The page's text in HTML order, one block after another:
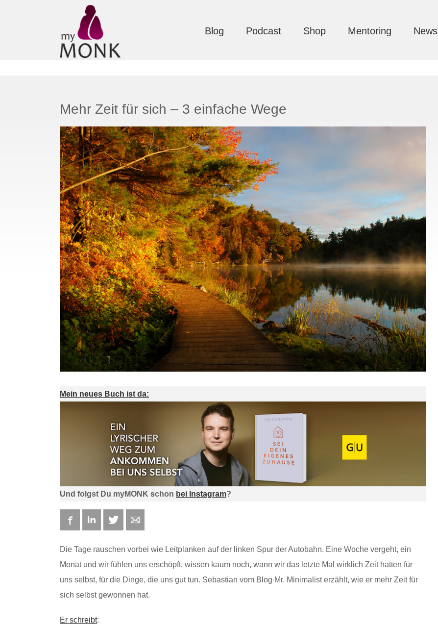
Blog Podcast Shop Mentoring News
Mehr Zeit für sich – 3 einfache Wege
Mein neues Buch ist da:
Und folgst Du myMONK schon bei Instagram?
FacebookLinkedIn Twitter
Die Tage rauschen vorbei wie Leitplanken auf der linken Spur der Autobahn. Eine Woche vergeht, ein
Monat und wir fühlen uns erschöpft, wissen kaum noch, wann wir das letzte Mal wirklich Zeit hatten für
uns selbst, für die Dinge, die uns gut tun. Sebastian vom Blog Mr. Minimalist erzählt, wie er mehr Zeit für
sich selbst gewonnen hat.
Er schreibt: